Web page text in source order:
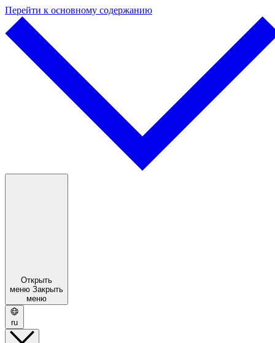
Перейти к основному содержанию
Открыть
меню Закрыть
меню
ru